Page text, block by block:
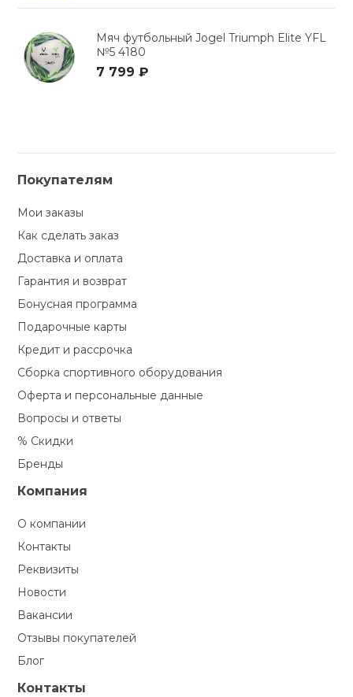
Мяч футбольный Jogel Triumph Elite YFL
№5 4180
7 799 ₽
Покупателям
Мои заказы
Как сделать заказ
Доставка и оплата
Гарантия и возврат
Бонусная программа
Подарочные карты
Кредит и рассрочка
Сборка спортивного оборудования
Оферта и персональные данные
Вопросы и ответы
% Скидки
Бренды
Компания
О компании
Контакты
Реквизиты
Новости
Вакансии
Отзывы покупателей
Блог
Контакты